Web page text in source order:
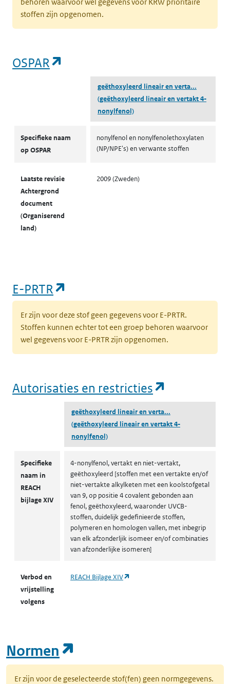
stoffen zijn opgenomen.
OSPAR
geëthoxyleerd lineair en verta...
(geëthoxyleerd lineair en vertakt 4-
nonylfenol)
Specifieke naam
op OSPAR
nonylfenol en nonylfenolethoxylaten
(NP/NPE's) en verwante stoffen
Laatste revisie
Achtergrond
document
(Organiserend
land)
2009 (Zweden)
E-PRTR
Er zijn voor deze stof geen gegevens voor E-PRTR.
Stoffen kunnen echter tot een groep behoren waarvoor
wel gegevens voor E-PRTR zijn opgenomen.
Autorisaties en restricties
geëthoxyleerd lineair en verta...
(geëthoxyleerd lineair en vertakt 4-
nonylfenol)
Specifieke
naam in
REACH
bijlage XIV
4-nonylfenol, vertakt en niet-vertakt,
geëthoxyleerd [stoffen met een vertakte en/of
niet-vertakte alkylketen met een koolstofgetal
van 9, op positie 4 covalent gebonden aan
fenol, geëthoxyleerd, waaronder UVCB-
stoffen, duidelijk gedefinieerde stoffen,
polymeren en homologen vallen, met inbegrip
van elk afzonderljik isomeer en/of combinaties
van afzonderlijke isomeren]
Verbod en
vrijstelling
volgens
REACH Bijlage XIV
Normen
Er zijn voor de geselecteerde stof(fen) geen normgegevens.